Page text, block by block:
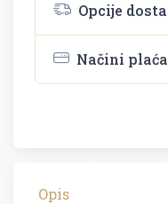
Opcije
Načini
Opis